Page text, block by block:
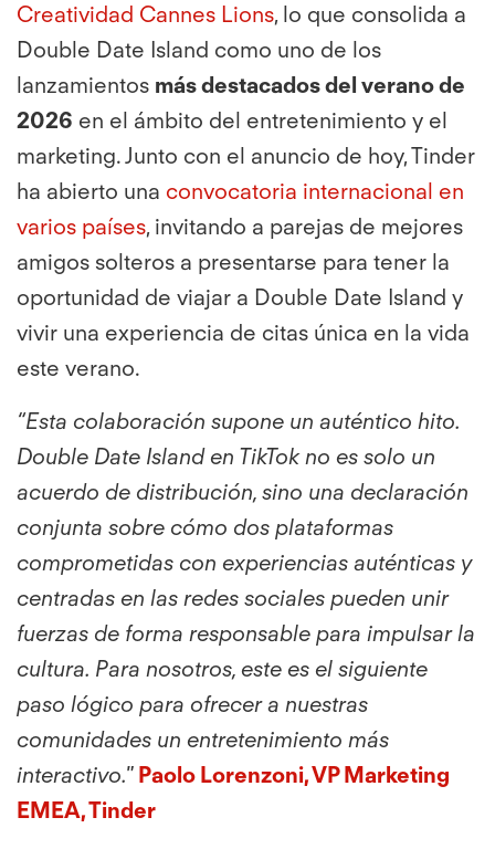
Creatividad Cannes Lions, lo que consolida a
Double Date Island como uno de los
lanzamientos más destacados del verano de
2026 en el ámbito del entretenimiento y el
marketing. Junto con el anuncio de hoy, Tinder
ha abierto una convocatoria internacional en
varios países, invitando a parejas de mejores
amigos solteros a presentarse para tener la
oportunidad de viajar a Double Date Island y
vivir una experiencia de citas única en la vida
este verano.
“Esta colaboración supone un auténtico hito.
Double Date Island en TikTok no es solo un
acuerdo de distribución, sino una declaración
conjunta sobre cómo dos plataformas
comprometidas con experiencias auténticas y
centradas en las redes sociales pueden unir
fuerzas de forma responsable para impulsar la
cultura. Para nosotros, este es el siguiente
paso lógico para ofrecer a nuestras
comunidades un entretenimiento más
interactivo." Paolo Lorenzoni, VP Marketing
EMEA, Tinder